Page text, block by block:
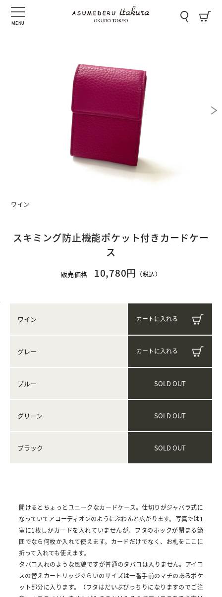
MENU
ワイン
スキミング防止機能ポケット付きカードケー
ス
販売価格 10,780円 （税込）
ワイン
グレー
ブルー SOLD OUT
グリーン SOLD OUT
ブラック SOLD OUT
開けるとちょっとユニークなカードケース。仕切りがジャバラ式に
なっていてアコーディオンのようにぶわんと広がります。写真では1
室に1枚しかカードを入れていませんが、フタのホックが閉まる範
囲でなら何枚か入れて使えます。カードだけでなく、お札をここに
折って入れても使えます。
タバコ入れのような風貌ですが普通のタバコは入りません。アイコ
スの替えカートリッジぐらいのサイズは一番手前のマチのあるポケ
ット部分に入ります。（フタはだいぶぴっちりになりますのでご注